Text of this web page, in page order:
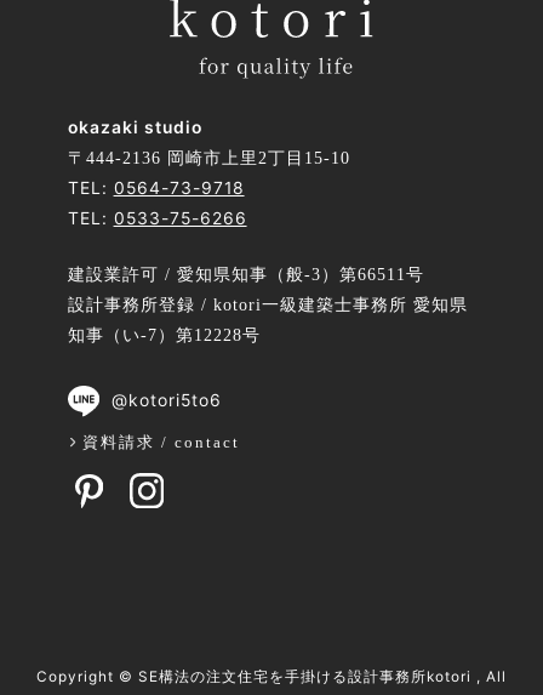
okazaki studio
〒444-2136 岡崎市上里2丁目15-10
TEL: 0564-73-9718
TEL: 0533-75-6266
建設業許可 / 愛知県知事（般-3）第66511号
設計事務所登録 / kotori一級建築士事務所 愛知県
知事（い-7）第12228号
@kotori5to6
資料請求 / contact
Copyright © SE構法の注文住宅を手掛ける設計事務所kotori , All